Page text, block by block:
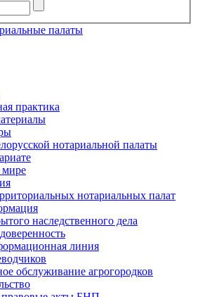
палаты
практика
нотариальной палаты
мире
нотариальных палат
наследственного дела
линия
обслуживание агрогородков